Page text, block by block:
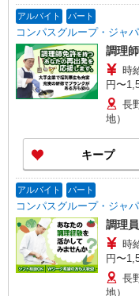
アルバイト パート
コンパスグループ・ジャ
調理
時給
円〜1,500
合、長
地）
キープ
アルバイト パート
コンパスグループ・ジャ
調理
時給
円〜1,500
合、長
地）